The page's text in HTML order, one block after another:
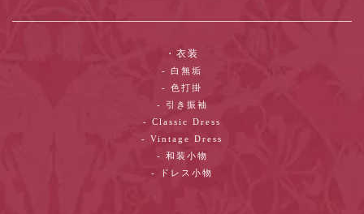
・衣装
- 白無垢
- 色打掛
- 引き振袖
- Classic Dress
- Vintage Dress
- 和装小物
- ドレス小物